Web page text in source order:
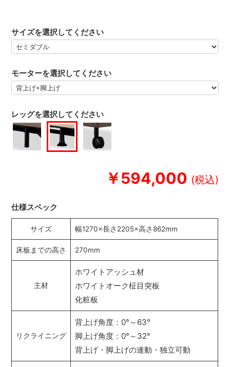
￥594,000
サイズを選択してください
モーターを選択してください
レッグを選択してください
仕様スペック
サイズ 幅1270×長さ2205×高さ862mm
床板までの高さ 270mm
主材
ホワイトアッシュ材
ホワイトオーク柾目突板
化粧板
リクライニング
背上げ角度：0°～63°
脚上げ角度：0°～32°
背上げ・脚上げの連動・独立可動